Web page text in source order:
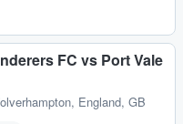
FC vs Port Vale
England, GB